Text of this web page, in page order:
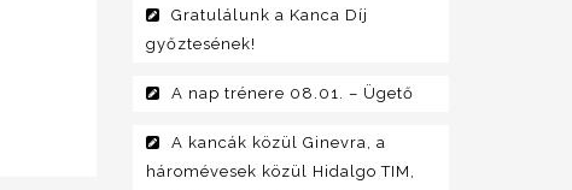
Gratulálunk a Kanca Díj
győztesének!
A nap trénere 08.01. – Ügető
A kancák közül Ginevra, a
háromévesek közül Hidalgo TIM,